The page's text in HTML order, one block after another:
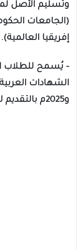
وتسليم الأصل
(الجامعات
إفريقيا العالمية).
– يُسمح للطلاب
و2025م بالتقديم للقبول الخاص استثناءً.